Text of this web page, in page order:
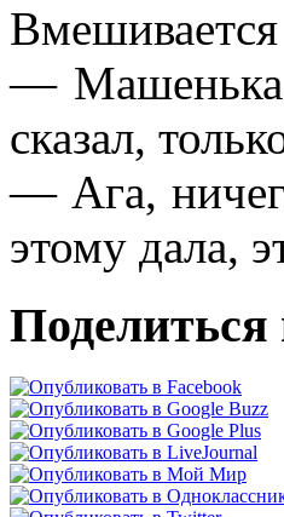
— Машенька,
сказал,
— Ага,
этомy дала,
Поделиться